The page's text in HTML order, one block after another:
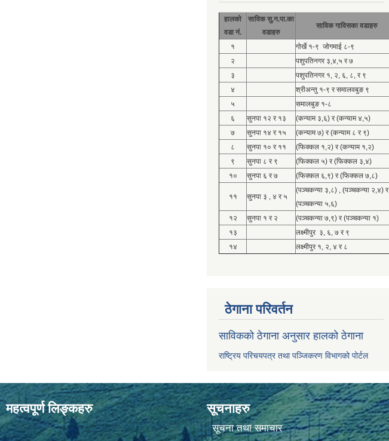
हालको
वडा नं.
साविक सु.न.पा.का
वडाहरु
साविक गाविसका वडाहरु
१
गोर्खे १-९ जोगमाई ८-९
२
पशुपतिनगर ३,४,५ र ७
३
पशुपतिनगर १, २, ६, ८, र ९
४
श्रीअन्तु १-९ र समालवबुङ ९
५
समालबुङ १-८
६
सुनपा १२ र १३
(कन्याम ३,६) र (कन्याम ४,५)
७
सुनपा १४ र १५
(कन्याम ७) र (कन्याम ८ र ९)
८
सुनपा १० र ११
(फिक्कल १,२) र (कन्याम १,२)
९
सुनपा ८ र ९
(फिक्कल ५) र (फिक्कल ३,४)
१०
सुनपा ६ र ७ (फिक्कल ६,९) र (फिक्कल ७,८)
११ सुनपा ३ , ४ र ५
(पञ्चकन्या ३,८) , (पञ्चकन्या २,४) र
(पञ्चकन्या ५,६)
१२
सुनपा १ र २
(पञ्चकन्या ७,९) र (पञ्चकन्या १)
१३
लक्ष्मीपुर ३, ६, ७ र ९
१४
लक्ष्मीपुर १, २, ४ र ८
ठेगाना परिवर्तन
साविकको ठेगाना अनुसार हालको ठेगाना
राष्ट्रिय परिचयपत्र तथा पञ्जिकरण विभागको पोर्टल
महत्वपूर्ण लिङ्कहरु सूचनाहरु
सूचना तथा समाचार